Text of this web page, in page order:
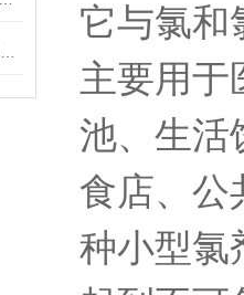
它与氯和
主要用于
池、生活
食店、公
种小型氯